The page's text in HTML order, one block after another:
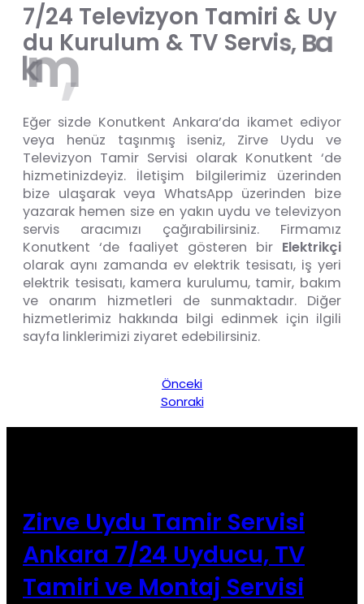
7/24 Televizyon Tamiri & Uy
du Kurulum & TV Servis, Ba
kım,O n
a
r
Eğer sizde Konutkent Ankara’da ikamet ediyor
veya henüz taşınmış iseniz, Zirve Uydu ve
Televizyon Tamir Servisi olarak Konutkent ‘de
hizmetinizdeyiz. İletişim bilgilerimiz üzerinden
bize ulaşarak veya WhatsApp üzerinden bize
yazarak hemen size en yakın uydu ve televizyon
servis aracımızı çağırabilirsiniz. Firmamız
Konutkent ‘de faaliyet gösteren bir Elektrikçi
olarak aynı zamanda ev elektrik tesisatı, iş yeri
elektrik tesisatı, kamera kurulumu, tamir, bakım
ve onarım hizmetleri de sunmaktadır. Diğer
hizmetlerimiz hakkında bilgi edinmek için ilgili
sayfa linklerimizi ziyaret edebilirsiniz.
Önceki
Sonraki
Zirve Uydu Tamir Servisi
Ankara 7/24 Uyducu, TV
Tamiri ve Montaj Servisi